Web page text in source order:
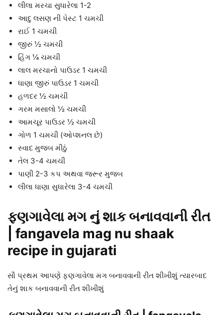
લીલા મરચા સુધારેલા 1-2
આદુ લસણ ની પેસ્ટ 1 ચમચી
રાઈ 1 ચમચી
જીરું ½ ચમચી
હિંગ ¼ ચમચી
લાલ મરચાનો પાઉડર 1 ચમચી
ધાણા જીરું પાઉડર 1 ચમચી
હળદર ½ ચમચી
ગરમ મસાલો ½ ચમચી
આમચૂર પાઉડર ½ ચમચી
ગોળ 1 ચમચી (ઓપ્શનલ છે)
સ્વાદ મુજબ મીઠું
તેલ 3-4 ચમચી
પાણી 2-3 કપ અથવા જરૂર મુજબ
લીલા ધાણા સુધારેલા 3-4 ચમચી
ફણગાવેલા મગ નું શાક બનાવવાની રીત
| fangavela mag nu shaak
recipe in gujarati
સૌ પ્રથમ આપણે ફણગાવેલા મગ બનાવવાની રીત શીખીશું ત્યારબાદ
તેનું શાક બનાવવાની રીત શીખીશું